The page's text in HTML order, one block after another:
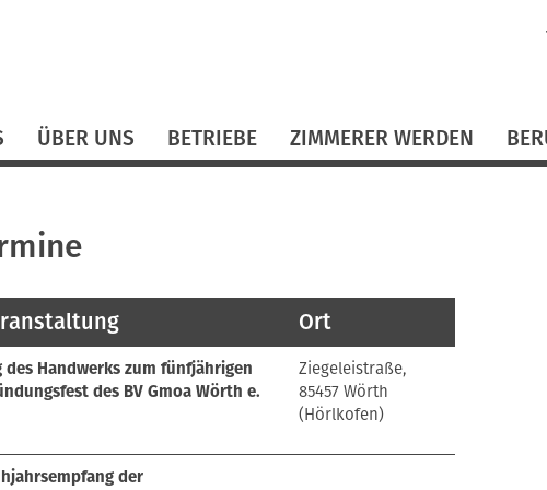
ÜBER UNS BETRIEBE ZIMMERER WERDEN
Ort
des Handwerks zum fünfjährigen
des BV Gmoa Wörth e.
Ziegeleistraße,
85457 Wörth
(Hörlkofen)
der